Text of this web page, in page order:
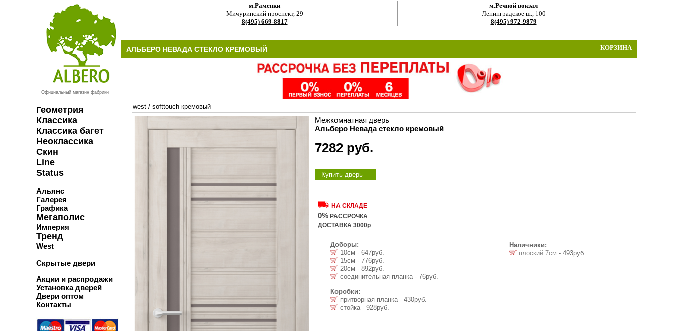
Официальный магазин фабрики
Геометрия
Классика
Классика багет
Неоклассика
Скин
Line
Status
Альянс
Галерея
Графика
Мегаполис
Империя
Тренд
West
Скрытые двери
Акции и распродажи
Установка дверей
Двери оптом
Контакты
м.Раменки
Мичуринский проспект, 29
8(495) 669-8817
м.Речной вокзал
Ленинградское ш., 100
8(495) 972-9879
КОРЗИНА
АЛЬБЕРО НЕВАДА СТЕКЛО КРЕМОВЫЙ
west / softtouch кремовый
Межкомнатная дверь
Альберо Невада стекло кремовый
7282 руб.
Купить дверь
НА СКЛАДЕ
0% РАССРОЧКА
ДОСТАВКА 3000р
Доборы:
10см - 647руб.
15см - 776руб.
20см - 892руб.
соединительная планка - 76руб.
Коробки:
притворная планка - 430руб.
стойка - 928руб.
Наличники:
плоский 7см - 493руб.